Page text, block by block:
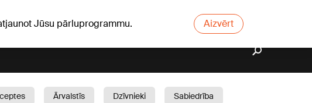
Jūsu pārluprogrammu. Aizvērt
Ārvalstīs Dzīvnieki
Sabiedrība